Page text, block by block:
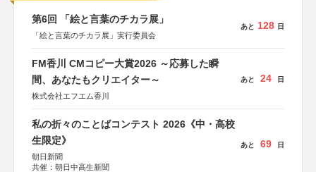
第6回 「絵と言葉のチカラ展」
「絵と言葉のチカラ展」実行委員会
あと 128 日
FM香川 CMコピー大賞2026 ～応募した瞬
間、あなたもクリエイター～
株式会社エフエム香川
あと 24 日
私の折々のことばコンテスト 2026《中・高校
生限定》
朝日新聞
共催：朝日中高生新聞
あと 69 日